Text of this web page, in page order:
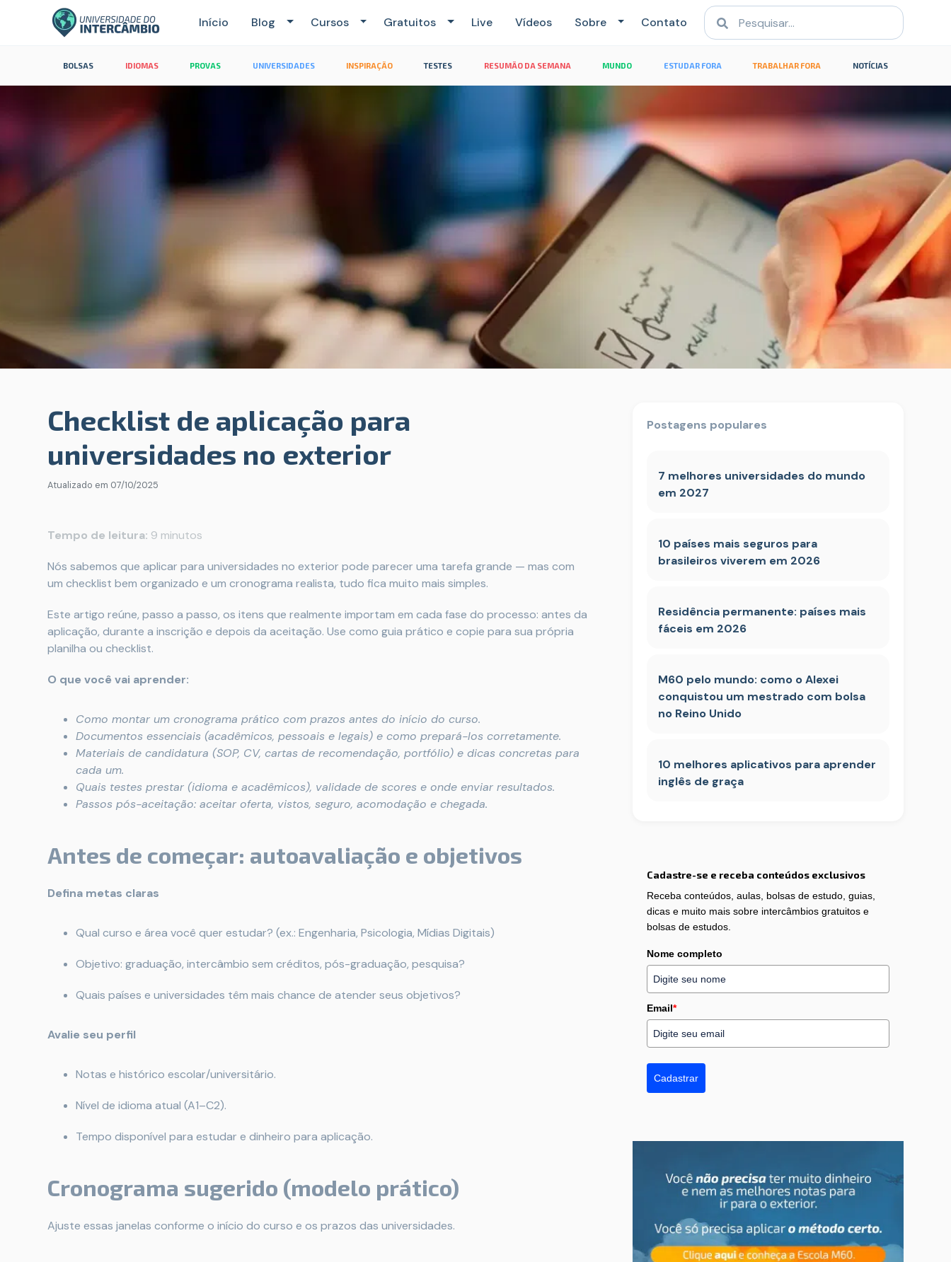
Início Blog Cursos Gratuitos Live Vídeos Sobre Contato
BOLSAS IDIOMAS PROVAS UNIVERSIDADES INSPIRAÇÃO TESTES RESUMÃO DA SEMANA MUNDO ESTUDAR FORA TRABALHAR FORA NOTÍCIAS
Checklist de aplicação para
universidades no exterior
Atualizado em 07/10/2025
Tempo de leitura: 9 minutos
Nós sabemos que aplicar para universidades no exterior pode parecer uma tarefa grande — mas com
um checklist bem organizado e um cronograma realista, tudo fica muito mais simples.
Este artigo reúne, passo a passo, os itens que realmente importam em cada fase do processo: antes da
aplicação, durante a inscrição e depois da aceitação. Use como guia prático e copie para sua própria
planilha ou checklist.
O que você vai aprender:
Como montar um cronograma prático com prazos antes do início do curso.
Documentos essenciais (acadêmicos, pessoais e legais) e como prepará-los corretamente.
Materiais de candidatura (SOP, CV, cartas de recomendação, portfólio) e dicas concretas para
cada um.
Quais testes prestar (idioma e acadêmicos), validade de scores e onde enviar resultados.
Passos pós-aceitação: aceitar oferta, vistos, seguro, acomodação e chegada.
Antes de começar: autoavaliação e objetivos
Defina metas claras
Qual curso e área você quer estudar? (ex.: Engenharia, Psicologia, Mídias Digitais)
Objetivo: graduação, intercâmbio sem créditos, pós-graduação, pesquisa?
Quais países e universidades têm mais chance de atender seus objetivos?
Avalie seu perfil
Notas e histórico escolar/universitário.
Nível de idioma atual (A1–C2).
Tempo disponível para estudar e dinheiro para aplicação.
Cronograma sugerido (modelo prático)
Ajuste essas janelas conforme o início do curso e os prazos das universidades.
Postagens populares
7 melhores universidades do mundo
em 2027
10 países mais seguros para
brasileiros viverem em 2026
Residência permanente: países mais
fáceis em 2026
M60 pelo mundo: como o Alexei
conquistou um mestrado com bolsa
no Reino Unido
10 melhores aplicativos para aprender
inglês de graça
Cadastre-se e receba conteúdos exclusivos
Receba conteúdos, aulas, bolsas de estudo, guias,
dicas e muito mais sobre intercâmbios gratuitos e
bolsas de estudos.
Nome completo
Email*
Cadastrar